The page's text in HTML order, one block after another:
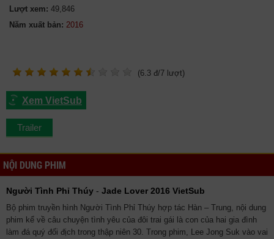
Lượt xem: 49,846
Năm xuất bản:
(6.3 đ/7 lượt)
Xem VietSub
Trailer
NỘI DUNG PHIM
Người Tình Phỉ Thúy - Jade Lover 2016 VietSub
Bộ phim truyền hình Người Tình Phỉ Thúy hợp tác Hàn – Trung, nội dung
phim kể về câu chuyện tình yêu của đôi trai gái là con của hai gia đình
làm đá quý đối địch trong thập niên 30. Trong phim, Lee Jong Suk vào vai